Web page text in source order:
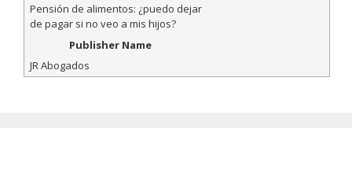
Pensión de alimentos: ¿puedo dejar
de pagar si no veo a mis hijos?
Publisher Name
JR Abogados